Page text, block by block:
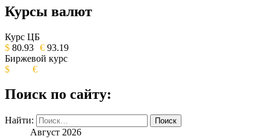
ОБЩЕСТВЕННО-ПОЛИТИЧЕСКОЕ
ИЗДАНИЕ КАМЧАТСКОГО КРАЯ.
Курсы валют
Курс ЦБ
$ 80.93 € 93.19
Биржевой курс
$
€
Поиск по сайту:
Найти:
Август 2026